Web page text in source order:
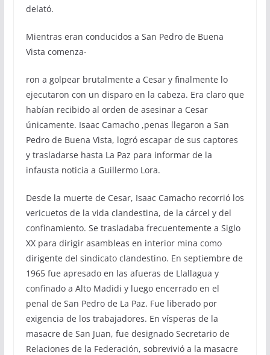
delató.
Mientras eran conducidos a San Pedro de Buena
Vista comenza-
ron a golpear brutalmente a Cesar y finalmente lo
ejecutaron con un disparo en la cabeza. Era claro que
habían recibido al orden de asesinar a Cesar
únicamente. Isaac Camacho ,penas llegaron a San
Pedro de Buena Vista, logró escapar de sus captores
y trasladarse hasta La Paz para informar de la
infausta noticia a Guillermo Lora.
Desde la muerte de Cesar, Isaac Camacho recorrió los
vericuetos de la vida clandestina, de la cárcel y del
confinamiento. Se trasladaba frecuentemente a Siglo
XX para dirigir asambleas en interior mina como
dirigente del sindicato clandestino. En septiembre de
1965 fue apresado en las afueras de Llallagua y
confinado a Alto Madidi y luego encerrado en el
penal de San Pedro de La Paz. Fue liberado por
exigencia de los trabajadores. En vísperas de la
masacre de San Juan, fue designado Secretario de
Relaciones de la Federación, sobrevivió a la masacre